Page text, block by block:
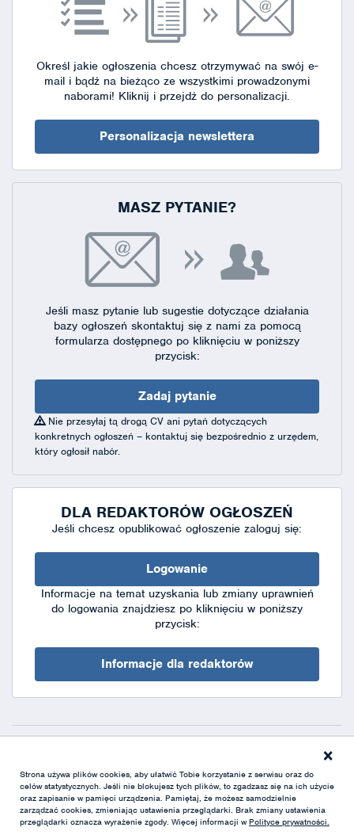
Określ jakie ogłoszenia chcesz otrzymywać na swój e-
mail i bądź na bieżąco ze wszystkimi prowadzonymi
naborami! Kliknij i przejdź do personalizacji.
Personalizacja newslettera
MASZ PYTANIE?
Jeśli masz pytanie lub sugestie dotyczące działania
bazy ogłoszeń skontaktuj się z nami za pomocą
formularza dostępnegopo kliknięciu w poniższy
przycisk:
Zadaj pytanie
Nie przesyłaj tą drogą CV ani pytań dotyczących
konkretnych ogłoszeń – kontaktuj się bezpośrednio z urzędem,
który ogłosił nabór.
DLA REDAKTORÓW OGŁOSZEŃ
Jeśli chcesz opublikować ogłoszenie zaloguj się:
Logowanie
Informacje na temat uzyskania lub zmiany uprawnień
do logowania znajdziesz po kliknięciu w poniższy
przycisk:
Informacje dla redaktorów
XML
Strona używa plików cookies, aby ułatwić Tobie korzystanie z serwisu oraz do
celów statystycznych. Jeśli nie blokujesz tych plików, to zgadzasz się na ich użycie
oraz zapisanie w pamięci urządzenia. Pamiętaj, że możesz samodzielnie
zarządzać cookies, zmieniając ustawienia przeglądarki. Brak zmiany ustawienia
przeglądarki oznacza wyrażenie zgody. Więcej informacji wPolityce prywatności.
×